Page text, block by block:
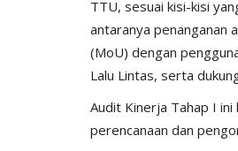
TTU, sesuai kisi-kisi
antaranya penanganan
(MoU) dengan
Lalu Lintas, serta
Audit Kinerja Tahap I
perencanaan dan